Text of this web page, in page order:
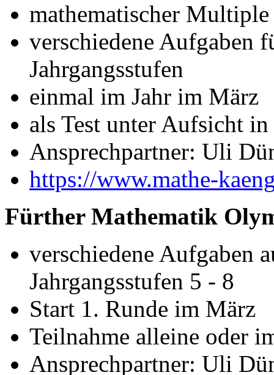
mathematischer
verschiedene Aufgaben
Jahrgangsstufen
einmal im Jahr im März
als Test unter Aufsicht
Ansprechpartner: Uli
https://www.mathe-
Fürther Mathematik
verschiedene Aufgaben
Jahrgangsstufen 5 - 8
Start 1. Runde im März
Teilnahme alleine oder
Ansprechpartner: Uli